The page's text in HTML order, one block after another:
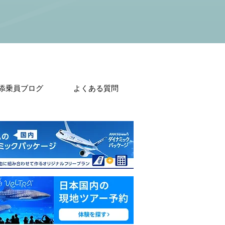
乗員ブログ よくある質問